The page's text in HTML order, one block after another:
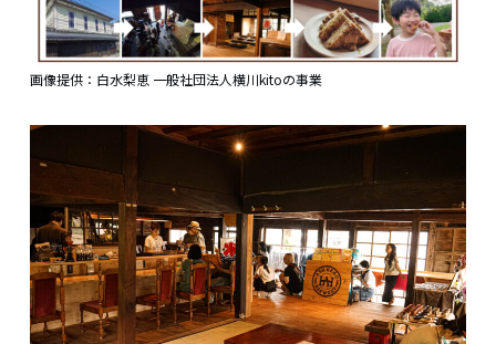
画像提供：白水梨恵 一般社団法人横川kitoの事業